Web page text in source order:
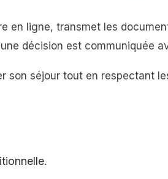
en ligne, transmet les
décision est communiquée
son séjour tout en respectant